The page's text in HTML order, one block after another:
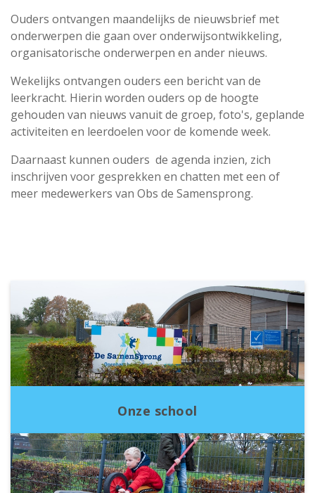
Ouders ontvangen maandelijks de nieuwsbrief met
onderwerpen die gaan over onderwijsontwikkeling,
organisatorische onderwerpen en ander nieuws.
Wekelijks ontvangen ouders een bericht van de
leerkracht. Hierin worden ouders op de hoogte
gehouden van nieuws vanuit de groep, foto's, geplande
activiteiten en leerdoelen voor de komende week.
Daarnaast kunnen ouders de agenda inzien, zich
inschrijven voor gesprekken en chatten met een of
meer medewerkers van Obs de Samensprong.
Onze school